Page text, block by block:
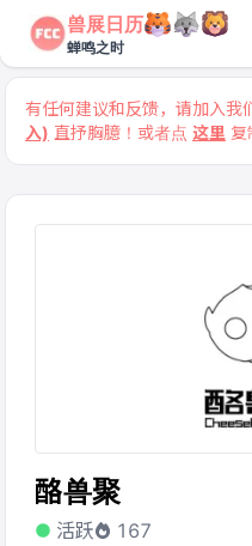
兽展日历
蝉鸣之时
有任何建议和反馈，请加入我
入) 直抒胸臆！或者点 这里 复
酪兽聚
活跃
167